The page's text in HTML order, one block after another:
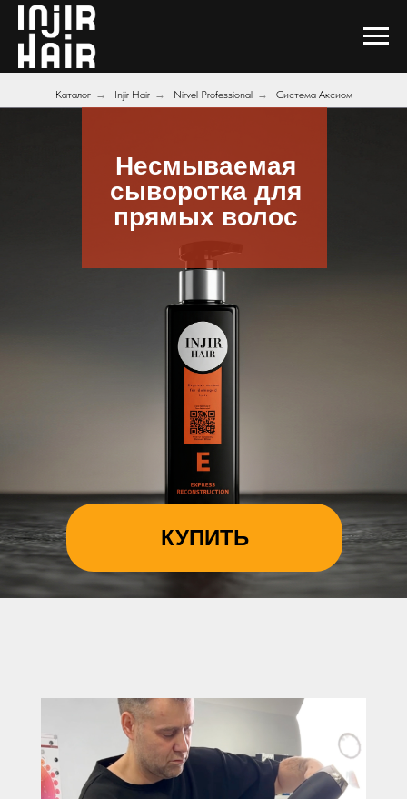
Каталог → Injir Hair → Nirvel Professional → Система Аксиом
Несмываемая
сыворотка для
прямых волос
КУПИТЬ